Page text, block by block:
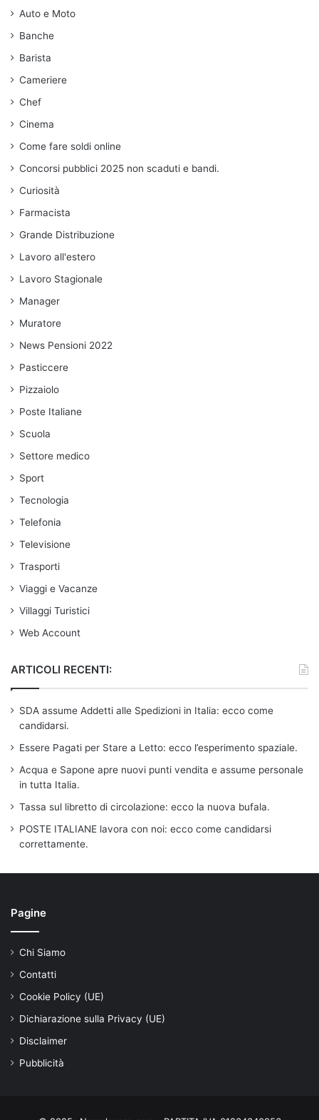
Auto e Moto
Banche
Barista
Cameriere
Chef
Cinema
Come fare soldi online
Concorsi pubblici 2025 non scaduti e bandi.
Curiosità
Farmacista
Grande Distribuzione
Lavoro all'estero
Lavoro Stagionale
Manager
Muratore
News Pensioni 2022
Pasticcere
Pizzaiolo
Poste Italiane
Scuola
Settore medico
Sport
Tecnologia
Telefonia
Televisione
Trasporti
Viaggi e Vacanze
Villaggi Turistici
Web Account
ARTICOLI RECENTI:
SDA assume Addetti alle Spedizioni in Italia: ecco come
candidarsi.
Essere Pagati per Stare a Letto: ecco l’esperimento spaziale.
Acqua e Sapone apre nuovi punti vendita e assume personale
in tutta Italia.
Tassa sul libretto di circolazione: ecco la nuova bufala.
POSTE ITALIANE lavora con noi: ecco come candidarsi
correttamente.
Pagine
Chi Siamo
Contatti
Cookie Policy (UE)
Dichiarazione sulla Privacy (UE)
Disclaimer
Pubblicità